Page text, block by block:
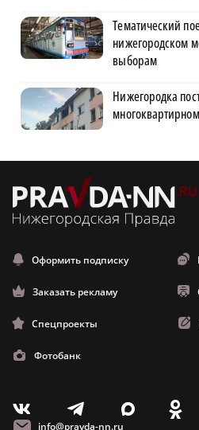
Тематический
нижегородском
выборам
Нижегородка
Оформить подписку
Заказать рекламу
Спецпроекты
Фотобанк
V T X O
info@pravda-nn.ru